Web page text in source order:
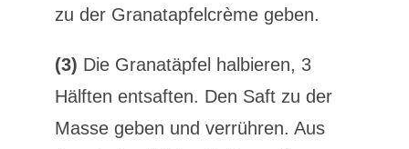
zu der Granatapfelcrème geben.
(3) Die Granatäpfel halbieren, 3
Hälften entsaften. Den Saft zu der
Masse geben und verrühren. Aus